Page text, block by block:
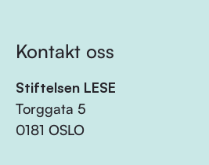
Kontakt oss
Stiftelsen LESE
Torggata 5
0181 OSLO